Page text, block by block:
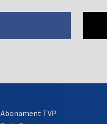
Abonament TVP